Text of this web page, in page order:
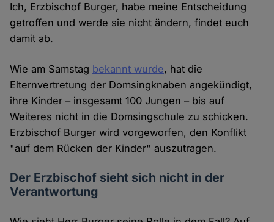
Ich, Erzbischof Burger, habe meine Entscheidung
getroffen und werde sie nicht ändern, findet euch
damit ab.
Wie am Samstag bekannt wurde, hat die
Elternvertretung der Domsingknaben angekündigt,
ihre Kinder – insgesamt 100 Jungen – bis auf
Weiteres nicht in die Domsingschule zu schicken.
Erzbischof Burger wird vorgeworfen, den Konflikt
"auf dem Rücken der Kinder" auszutragen.
Der Erzbischof sieht sich nicht in der
Verantwortung